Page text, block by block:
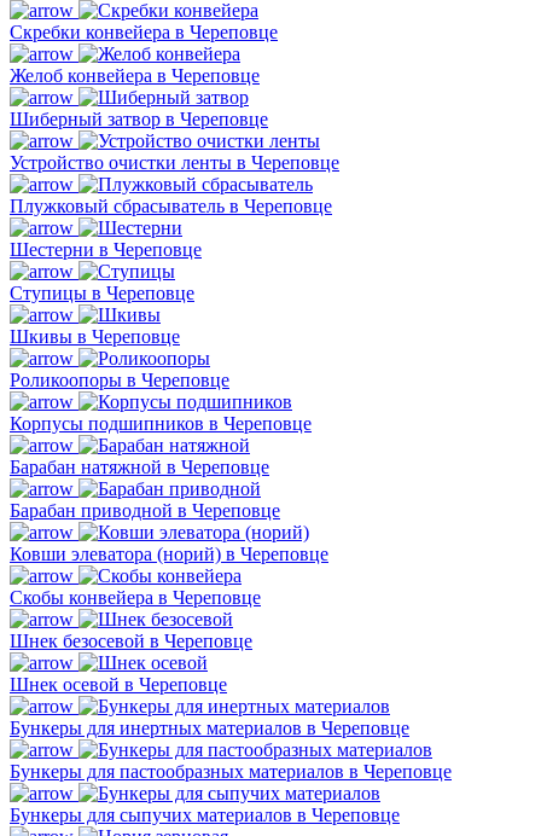
Скребки конвейера в Череповце
Желоб конвейера в Череповце
Шиберный затвор в Череповце
Устройство очистки ленты в Череповце
Плужковый сбрасыватель в Череповце
Шестерни в Череповце
Ступицы в Череповце
Шкивы в Череповце
Роликоопоры в Череповце
Корпусы подшипников в Череповце
Барабан натяжной в Череповце
Барабан приводной в Череповце
Ковши элеватора (норий) в Череповце
Скобы конвейера в Череповце
Шнек безосевой в Череповце
Шнек осевой в Череповце
Бункеры для инертных материалов в Череповце
Бункеры для пастообразных материалов в Череповце
Бункеры для сыпучих материалов в Череповце